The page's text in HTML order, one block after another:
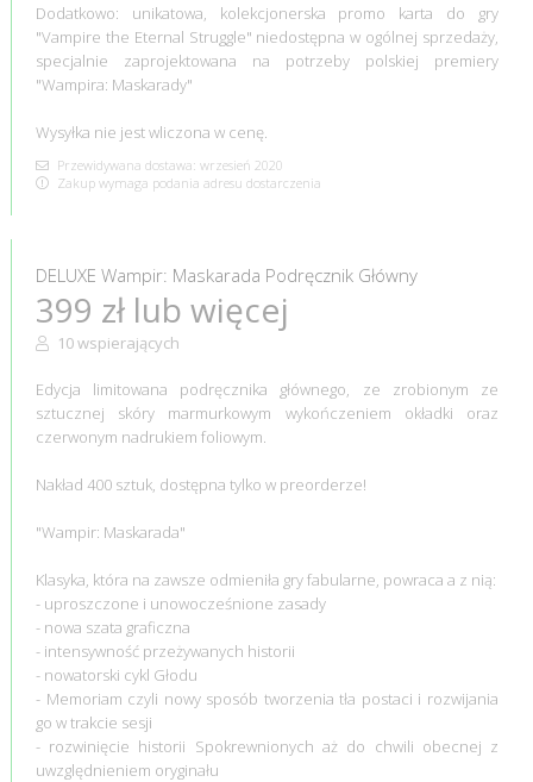
Dodatkowo: unikatowa, kolekcjonerska promo karta do gry
"Vampire the Eternal Struggle" niedostępna w ogólnej sprzedaży,
specjalnie zaprojektowana na potrzeby polskiej premiery
"Wampira: Maskarady"
Wysyłka nie jest wliczona w cenę.
Przewidywana dostawa: wrzesień 2020
Zakup wymaga podania adresu dostarczenia
DELUXE Wampir: Maskarada Podręcznik Główny
399 zł lub więcej
10 wspierających
Edycja limitowana podręcznika głównego, ze zrobionym ze
sztucznej skóry marmurkowym wykończeniem okładki oraz
czerwonym nadrukiem foliowym.
Nakład 400 sztuk, dostępna tylko w preorderze!
"Wampir: Maskarada"
Klasyka, która na zawsze odmieniła gry fabularne, powraca a z nią:
- uproszczone i unowocześnione zasady
- nowa szata graficzna
- intensywność przeżywanych historii
- nowatorski cykl Głodu
- Memoriam czyli nowy sposób tworzenia tła postaci i rozwijania
go w trakcie sesji
- rozwinięcie historii Spokrewnionych aż do chwili obecnej z
uwzględnieniem oryginału